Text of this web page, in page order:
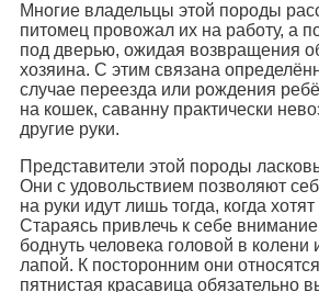
Многие владельцы этой породы
питомец провожал их на работу, а
под дверью, ожидая возвращения
хозяина. С этим связана
случае переезда или рождения
на кошек, саванну практически
другие руки.
Представители этой породы
Они с удовольствием позволяют
на руки идут лишь тогда, когда
Стараясь привлечь к себе
боднуть человека головой в колени
лапой. К посторонним они
пятнистая красавица обязательно